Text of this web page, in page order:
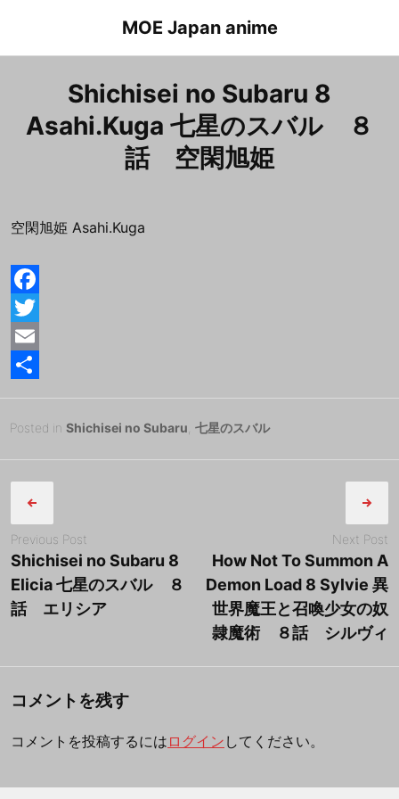
content
MOE Japan anime
Shichisei no Subaru 8
Asahi.Kuga 七星のスバル ８
話 空閑旭姫
空閑旭姫 Asahi.Kuga
F
a
c
e
b
o
T
w
i
t
e
E
m
a
l
共
有
Posted
2
月
2
5
日
Posted in Shichisei no Subaru 七星のスバル
navigation
Previous Post
Shichisei no Subaru 8
Elicia 七星のスバル ８
話 エリシア
Next Post
How Not To Summon A
Demon Load 8 Sylvie 異
世界魔王と召喚少女の奴
隷魔術 ８話 シルヴィ
コメントを残す
コメントを投稿するには ログイン してください。